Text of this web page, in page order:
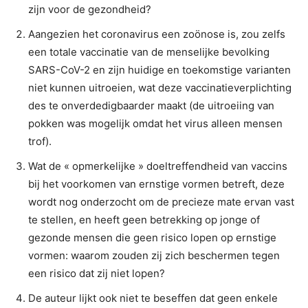
zijn voor de gezondheid?
Aangezien het coronavirus een zoönose is, zou zelfs
een totale vaccinatie van de menselijke bevolking
SARS-CoV-2 en zijn huidige en toekomstige varianten
niet kunnen uitroeien, wat deze vaccinatieverplichting
des te onverdedigbaarder maakt (de uitroeiing van
pokken was mogelijk omdat het virus alleen mensen
trof).
Wat de « opmerkelijke » doeltreffendheid van vaccins
bij het voorkomen van ernstige vormen betreft, deze
wordt nog onderzocht om de precieze mate ervan vast
te stellen, en heeft geen betrekking op jonge of
gezonde mensen die geen risico lopen op ernstige
vormen: waarom zouden zij zich beschermen tegen
een risico dat zij niet lopen?
De auteur lijkt ook niet te beseffen dat geen enkele